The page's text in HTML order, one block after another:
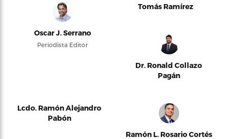
Oscar J. Serrano
Periodista Editor
Tomás Ramírez
Dr. Ronald Collazo
Pagán
Lcdo. Ramón Alejandro
Pabón
Ramón L. Rosario Cortés